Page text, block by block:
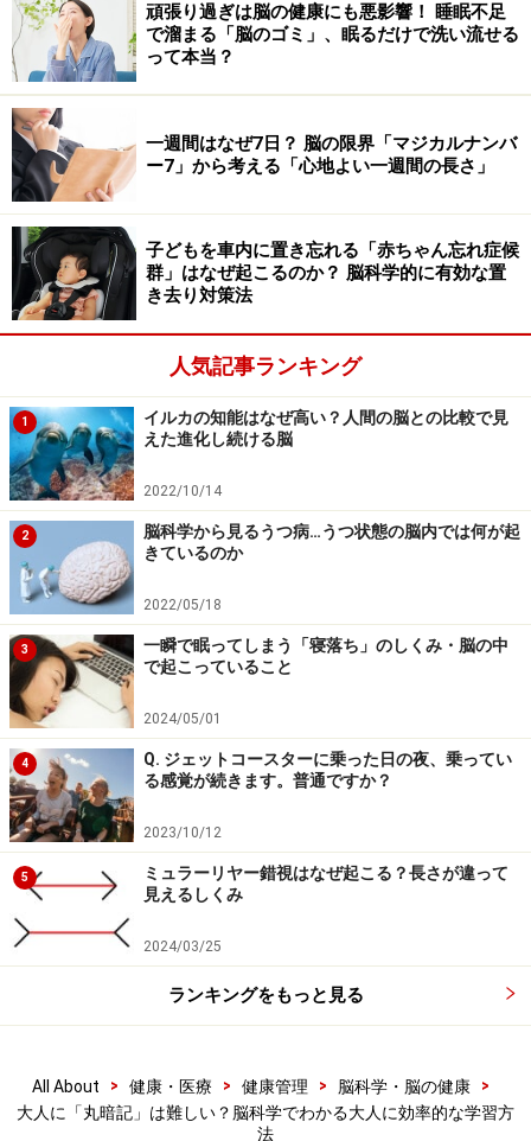
大人は、複雑な社会生活を営むために、たくさんのこと
を処理していかなければなりません。そんなときに、自
分に直接関係ないことを丸暗記している余裕はありませ
ん。だから、どうでもいいことはできるだけ省き、自分
に関係した大切な事柄を優先して記憶するように脳がで
きているのです。この意味では、大人の方が「合理的」
で「賢い」と言えるでしょう。
脳の発達段階を考えれば効率のよい学習方
私は大学の薬学部で教員をしていますが、学生たちに薬
の名前や作用などを覚えてもらいたいからといって、小
学生に九九を丸暗記させるような講義をするわけにはい
きません。薬が効く仕組みとして、それぞれの薬の名前
と作用を聞いても、幼児期よりも成長した脳ではとても
覚えることができないでしょう。
そこで私は、まずはじめに体のどこがおかしくなったら
病気になるのかを教え、自分や家族がその病気になった
らどうするか、どうやって治せばよさそうかを考えさせ
ます。次に、今使える薬としていくつかの名前を挙げ、
最後には実際にその薬を使って、実際に患者さんが治っ
ていった過程までを紹介します。こうした流れで講義を
することで、学生たちは様々なエピソードと薬の名前を
関連づけながら、自分に関係する大切なこととして多く
の知識を吸収していってくれます。
子どもと大人ではそもそも使える記憶の形が違うという
ことを理解しておくことは、年齢に応じた効率的な学習
※記事内容は執筆時点のものです。最新の内容をご確認くださ
頑張り過ぎは脳の健康にも悪影響！ 睡眠不足
で溜まる「脳のゴミ」、眠るだけで洗い流せる
って本当？
一週間はなぜ7日？ 脳の限界「マジカルナンバ
ー7」から考える「心地よい一週間の長さ」
子どもを車内に置き忘れる「赤ちゃん忘れ症候
群」はなぜ起こるのか？ 脳科学的に有効な置
き去り対策法
人気記事ランキング
1
イルカの知能はなぜ高い？人間の脳との比較で見
えた進化し続ける脳
2022/10/14
2
脳科学から見るうつ病…うつ状態の脳内では何が起
きているのか
2022/05/18
3
一瞬で眠ってしまう「寝落ち」のしくみ・脳の中
で起こっていること
2024/05/01
4
Q. ジェットコースターに乗った日の夜、乗ってい
る感覚が続きます。普通ですか？
2023/10/12
5
ミュラーリヤー錯視はなぜ起こる？長さが違って
見えるしくみ
2024/03/25
ランキングをもっと見る
All About > 健康・医療 > 健康管理 > 脳科学・脳の健康
>
大人に「丸暗記」は難しい？脳科学でわかる大人に効率的な学習方
法